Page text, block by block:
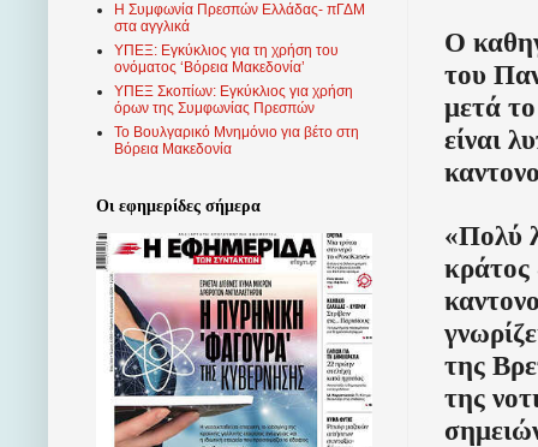
Ο
του
μετά
είναι
«Πολύ
κράτος
της
της
Η Συμφωνία Πρεσπών Ελλάδας- πΓΔΜ
στα αγγλικά
ΥΠΕΞ: Εγκύκλιος για τη χρήση του
ονόματος ‘Βόρεια Μακεδονία’
ΥΠΕΞ Σκοπίων: Εγκύκλιος για χρήση
όρων της Συμφωνίας Πρεσπών
Το Βουλγαρικό Μνημόνιο για βέτο στη
Βόρεια Μακεδονία
Οι εφημερίδες σήμερα